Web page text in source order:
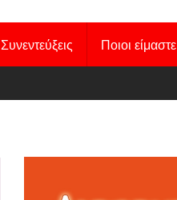
Συνεντεύξεις Ποιοι είμαστε